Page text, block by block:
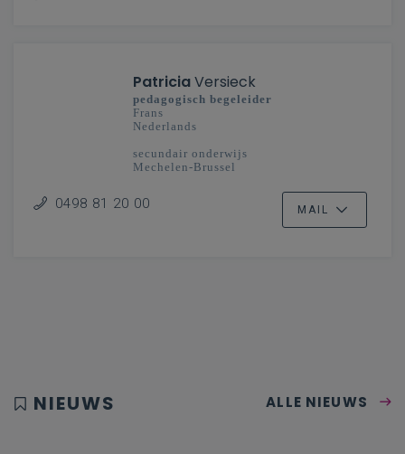
PatriciaVersieck
pedagogisch begeleider
Frans
Nederlands
secundair onderwijs
Mechelen-Brussel
0498 81 20 00 MAIL
NIEUWS ALLE NIEUWS